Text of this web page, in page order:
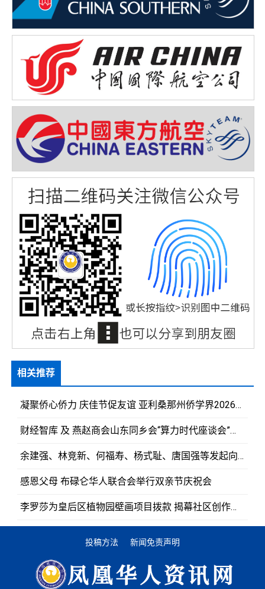
相关推荐
凝聚侨心侨力 庆佳节促友谊 亚利桑那州侨学界2026年国庆、中秋庆祝活动首次筹备会议召开
财经智库 及 燕赵商会山东同乡会“算力时代座谈会”圆满举行
余建强、林竞新、何福寿、杨式耻、唐国强等发起向胡志明市霞漳妈祖古庙重修工程慷慨解囊予以护持
感恩父母 布碌仑华人联合会举行双亲节庆祝会
李罗莎为皇后区植物园壁画项目拨款 揭幕社区创作壁画《飞翔》
投稿方法 新闻免责声明